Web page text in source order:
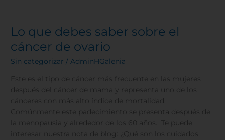
Lo que debes saber sobre el
cáncer de ovario
Sin categorizar / AdminHGalenia
Este es el tipo de cáncer más frecuente en las mujeres
después del cáncer de mama y representa uno de los
cánceres con más alto índice de mortalidad.
Comúnmente este padecimiento se presenta después de
la menopausia y alrededor de los 60 años. Te puede
interesar nuestra nota de blog: ¿Qué son los cuidados
Lo
que
debes
saber